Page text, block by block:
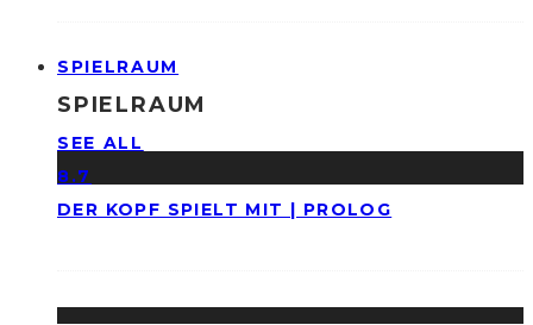
SPIELRAUM
SPIELRAUM
SEE ALL
8.7
DER KOPF SPIELT MIT | PROLOG